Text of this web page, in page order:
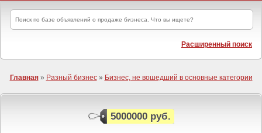
Расширенный поиск
Главная» Разный бизнес» Бизнес, не вошедший в основные категории
5000000 руб.